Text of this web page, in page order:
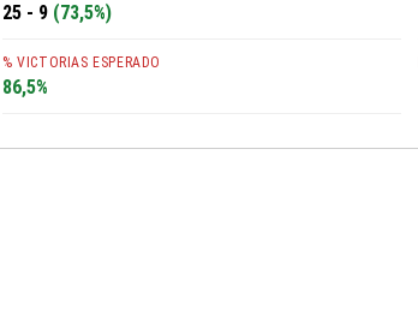
25 - 9 (73,5%)
% VICTORIAS ESPERADO
86,5%